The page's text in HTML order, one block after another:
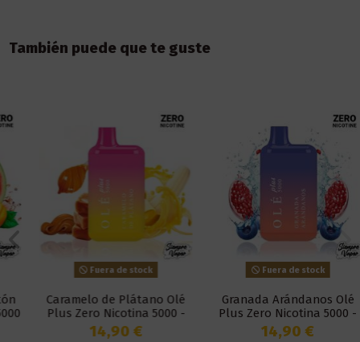
También puede que te guste
Fuera de stock
Caramelo de Plátano Olé
Plus Zero Nicotina 5000 -
Bud Vape
14,90 €
Fuera de stock
Granada Arándanos Olé
Plus Zero Nicotina 5000 -
Bud Vape
14,90 €